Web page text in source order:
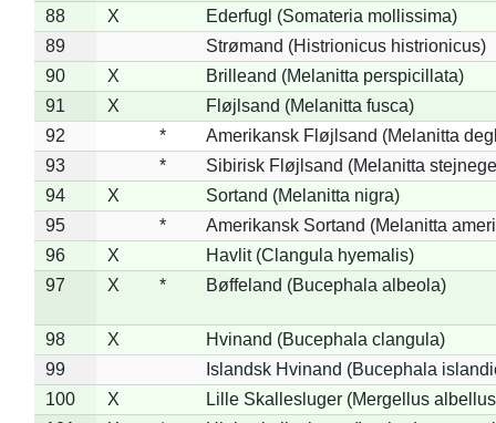
88
X
Ederfugl (Somateria mollissima)
89
Strømand (Histrionicus histrionicus)
90
X
Brilleand (Melanitta perspicillata)
91
X
Fløjlsand (Melanitta fusca)
92
*
Amerikansk Fløjlsand (Melanitta
93
*
Sibirisk Fløjlsand (Melanitta
94
X
Sortand (Melanitta nigra)
95
*
Amerikansk Sortand (Melanitta
96
X
Havlit (Clangula hyemalis)
97
X * Bøffeland (Bucephala albeola)
98 X
Hvinand (Bucephala clangula)
99
Islandsk Hvinand (Bucephala
100
X
Lille Skallesluger (Mergellus